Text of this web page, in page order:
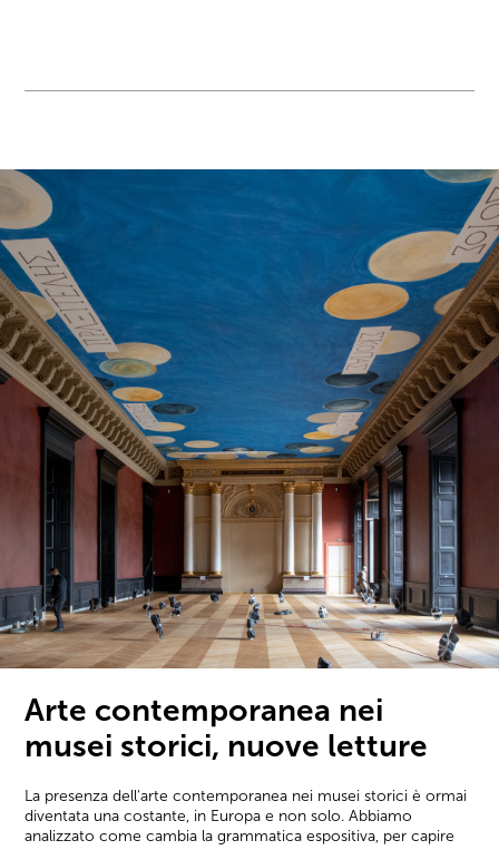
Arte contemporanea nei
musei storici, nuove letture
La presenza dell'arte contemporanea nei musei storici è ormai
diventata una costante, in Europa e non solo. Abbiamo
analizzato come cambia la grammatica espositiva, per capire